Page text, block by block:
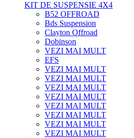
KIT DE SUSPENSIE 4X4
B52 OFFROAD
Bds Suspension
Clayton Offroad
Dobinson
VEZI MAI MULT
EFS
VEZI MAI MULT
VEZI MAI MULT
VEZI MAI MULT
VEZI MAI MULT
VEZI MAI MULT
VEZI MAI MULT
VEZI MAI MULT
VEZI MAI MULT